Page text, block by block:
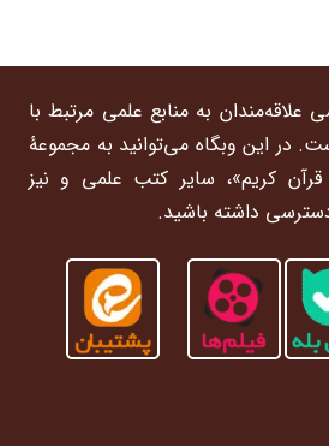
به منابع علمی مرتبط با
در این وبگاه می‌توانید به مجموعۀ
کریم»، سایر کتب علمی و نیز
داشته باشید.